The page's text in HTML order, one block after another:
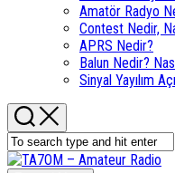
Amatör Radyo
Contest Nedir,
APRS Nedir?
Balun Nedir?
Sinyal Yayılım